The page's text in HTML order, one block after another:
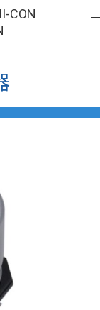
CON